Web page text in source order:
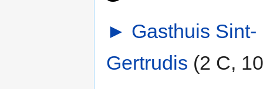
► Gasthuis Sint-
Gertrudis (2 C,